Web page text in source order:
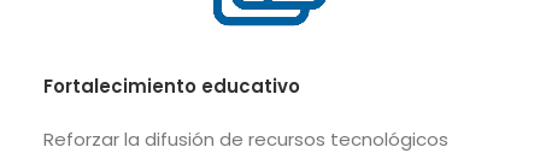
Fortalecimiento educativo
Reforzar la difusión de recursos tecnológicos